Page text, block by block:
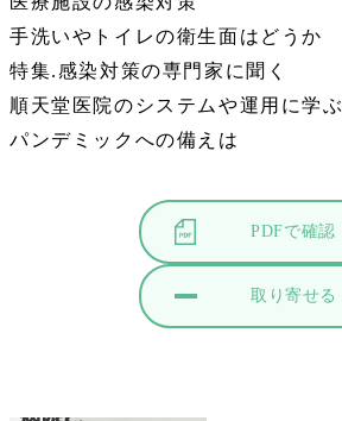
手洗いやトイレの衛生面はどうか
特集.感染対策の専門家に聞く
順天堂医院のシステムや運用に学ぶ
パンデミックへの備えは
PDFで確認
取り寄せる